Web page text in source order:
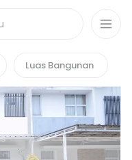
Luas Bangunan